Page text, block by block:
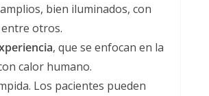
bien iluminados, con
otros.
, que se enfocan en la
calor humano.
Los pacientes pueden